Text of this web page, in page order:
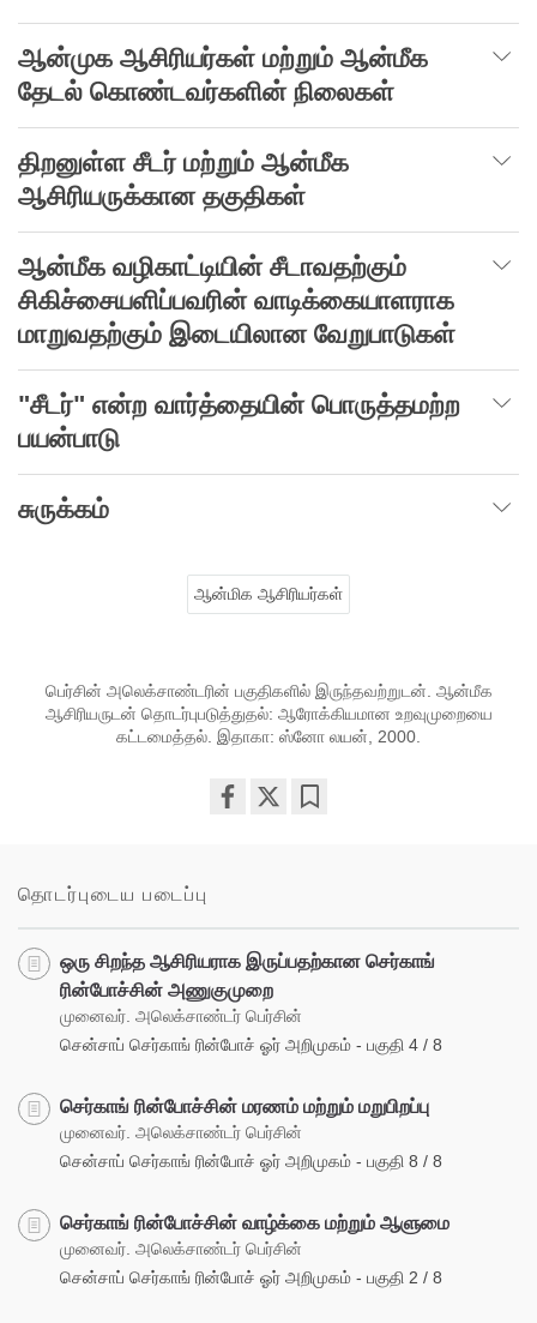
ஆன்முக ஆசிரியர்கள் மற்றும் ஆன்மீக
தேடல் கொண்டவர்களின் நிலைகள்
திறனுள்ள சீடர் மற்றும் ஆன்மீக
ஆசிரியருக்கான தகுதிகள்
ஆன்மீக வழிகாட்டியின் சீடாவதற்கும்
சிகிச்சையளிப்பவரின் வாடிக்கையாளராக
மாறுவதற்கும் இடையிலான வேறுபாடுகள்
"சீடர்" என்ற வார்த்தையின் பொருத்தமற்ற
பயன்பாடு
சுருக்கம்
ஆன்மிக ஆசிரியர்கள்
பெர்சின் அலெக்சாண்டரின் பகுதிகளில் இருந்தவற்றுடன். ஆன்மீக
ஆசிரியருடன் தொடர்புபடுத்துதல்: ஆரோக்கியமான உறவுமுறையை
கட்டமைத்தல். இதாகா: ஸ்னோ லயன், 2000.
தொடர்புடைய படைப்பு
ஒரு சிறந்த ஆசிரியராக இருப்பதற்கான செர்காங்
ரின்போச்சின் அணுகுமுறை
முனைவர். அலெக்சாண்டர் பெர்சின்
சென்சாப் செர்காங் ரின்போச் ஓர் அறிமுகம் - பகுதி 4 / 8
செர்காங் ரின்போச்சின் மரணம் மற்றும் மறுபிறப்பு
முனைவர். அலெக்சாண்டர் பெர்சின்
சென்சாப் செர்காங் ரின்போச் ஓர் அறிமுகம் - பகுதி 8 / 8
செர்காங் ரின்போச்சின் வாழ்க்கை மற்றும் ஆளுமை
முனைவர். அலெக்சாண்டர் பெர்சின்
சென்சாப் செர்காங் ரின்போச் ஓர் அறிமுகம் - பகுதி 2 / 8